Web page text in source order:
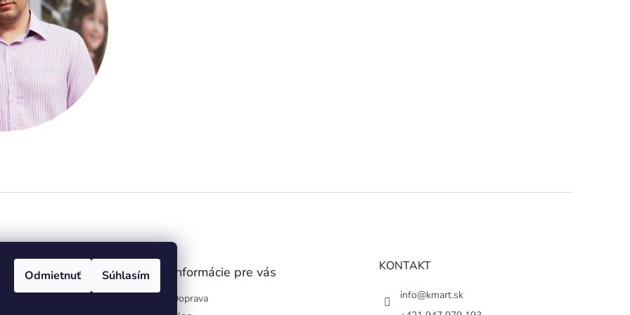
Odmietnuť Súhlasím Informácie pre vás
Doprava
KONTAKT
info@kmart.sk